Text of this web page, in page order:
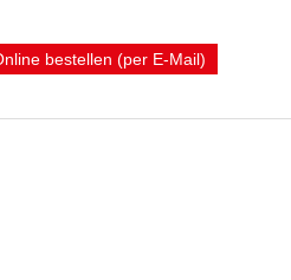
bestellen (per E-Mail)